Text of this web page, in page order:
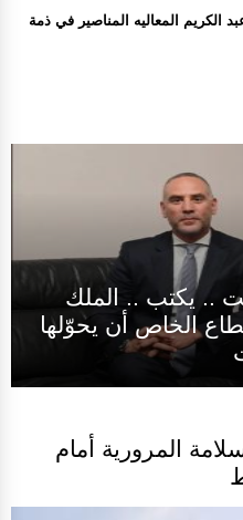
الكريم المعاليه المناصير في ذمة
.. يكتب .. الملك
الخاص أن يحوّلها
المرورية أمام